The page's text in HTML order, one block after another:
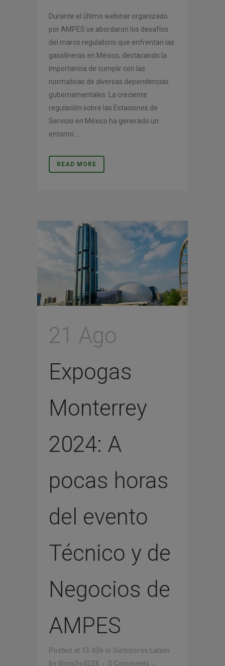
Durante el último webinar organizado
por AMPES se abordaron los desafíos
del marco regulatorio que enfrentan las
gasolineras en México, destacando la
importancia de cumplir con las
normativas de diversas dependencias
gubernamentales. La creciente
regulación sobre las Estaciones de
Servicio en México ha generado un
entorno...
READ MORE
21 Ago
Expogas
Monterrey
2024: A
pocas horas
del evento
Técnico y de
Negocios de
AMPES
Posted at 13:43h in Surtidores Latam
by @mp3s423X 0 Comments